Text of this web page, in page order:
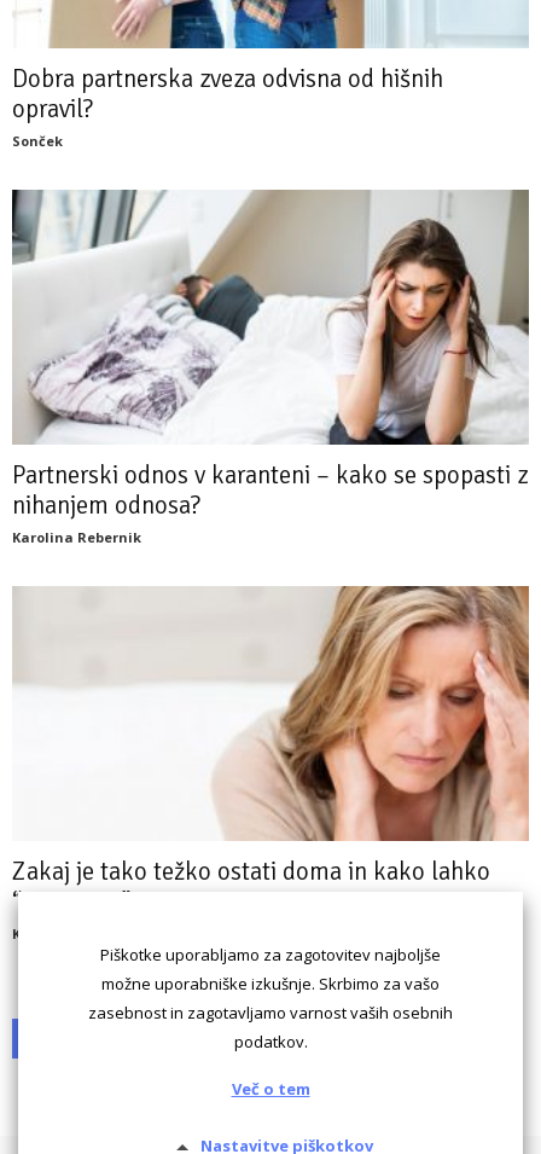
Dobra partnerska zveza odvisna od hišnih
opravil?
Sonček
Partnerski odnos v karanteni – kako se spopasti z
nihanjem odnosa?
Karolina Rebernik
Zakaj je tako težko ostati doma in kako lahko
“preživimo” v...
Karolina Rebernik
Piškotke uporabljamo za zagotovitev najboljše
možne uporabniške izkušnje. Skrbimo za vašo
zasebnost in zagotavljamo varnost vaših osebnih
podatkov.
Več o tem
Nastavitve piškotkov